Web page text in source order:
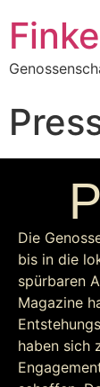
springen
Die
bis in die
spürbaren
Magazine
haben sich